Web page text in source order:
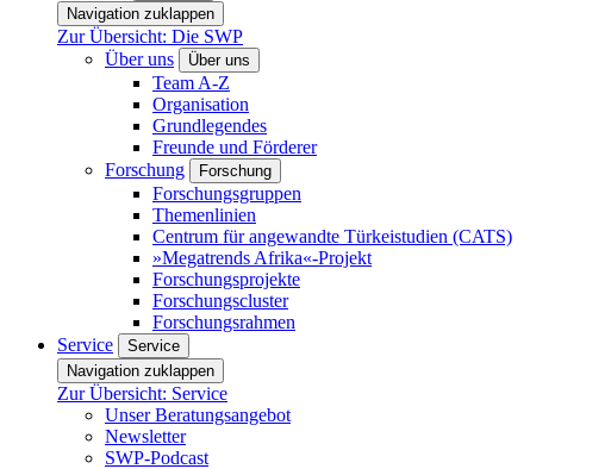
Navigation zuklappen
Zur Übersicht: Die SWP
Über uns
Über uns
Team A-Z
Organisation
Grundlegendes
Freunde und Förderer
Forschung
Forschung
Forschungsgruppen
Themenlinien
Centrum für angewandte Türkeistudien (CATS)
»Megatrends Afrika«-Projekt
Forschungsprojekte
Forschungscluster
Forschungsrahmen
Service
Service
Navigation zuklappen
Zur Übersicht: Service
Unser Beratungsangebot
Newsletter
SWP-Podcast